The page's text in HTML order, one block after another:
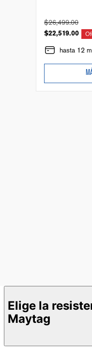
$26,499.00
$22,519.00
hasta 12
Elige la
Maytag